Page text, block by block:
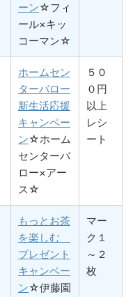
ーン☆フィ
ール×キッ
コーマン☆
ホームセン
ターバロー
新生活応援
キャンペー
ン☆ホーム
センターバ
ロー×アー
ス☆
５０
０円
以上
レシ
ート
もっとお茶
を楽しむ
プレゼント
キャンペー
ン☆伊藤園
マー
ク１
～２
枚